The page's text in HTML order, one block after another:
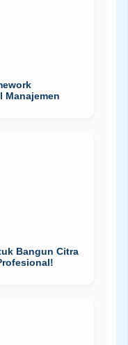
Manajemen
Bangun Citra